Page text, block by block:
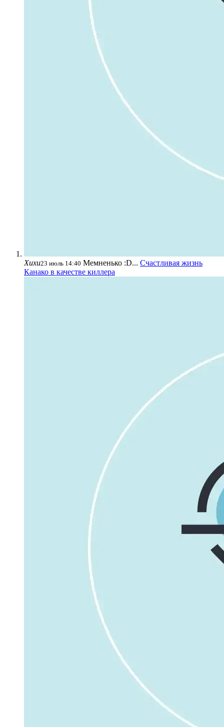
Хихи23 июль 14:40 Мемненько :D... Счастливая жизнь
Канако в качестве киллера